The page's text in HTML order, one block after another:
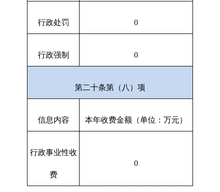
行政处罚 0
行政强制 0
第二十条第（八）项
信息内容 本年收费金额（单位：万元）
行政事业性收
费
0